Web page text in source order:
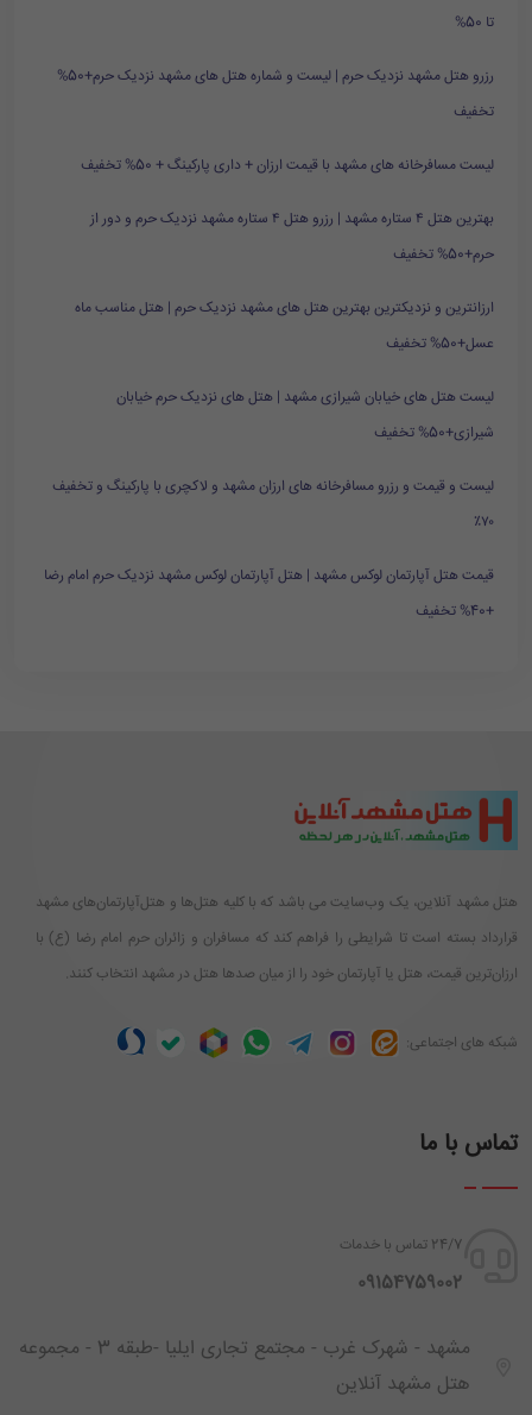
تا 50%
رزرو هتل مشهد نزدیک حرم | لیست و شماره هتل های مشهد نزدیک حرم+50%
تخفیف
لیست مسافرخانه های مشهد با قیمت ارزان + داری پارکینگ + 50% تخفیف
بهترین هتل ۴ ستاره مشهد | رزرو هتل ۴ ستاره مشهد نزدیک حرم و دور از
حرم+50% تخفیف
ارزانترین و نزدیکترین بهترین هتل های مشهد نزدیک حرم | هتل مناسب ماه
عسل+50% تخفیف
لیست هتل های خیابان شیرازی مشهد | هتل های نزدیک حرم خیابان
شیرازی+50% تخفیف
لیست و قیمت و رزرو مسافرخانه های ارزان مشهد و لاکچری با پارکینگ و تخفیف
۷۰٪
قیمت هتل آپارتمان لوکس مشهد | هتل آپارتمان لوکس مشهد نزدیک حرم امام رضا
+40% تخفیف
هتل مشهد آنلاین، یک وب‌سایت می باشد که با کلیه هتل‌ها و هتل‌آپارتمان‌های مشهد
قرارداد بسته است تا شرایطی را فراهم کند که مسافران و زائران حرم امام رضا (ع) با
ارزان‌ترین قیمت، هتل یا آپارتمان خود را از میان صدها هتل در مشهد انتخاب کنند.
شبکه های اجتماعی:
تماس با ما
24/7 تماس با خدمات
‪ 09154759002
مشهد - شهرک غرب - مجتمع تجاری ایلیا -طبقه 3 - مجموعه
هتل مشهد آنلاین